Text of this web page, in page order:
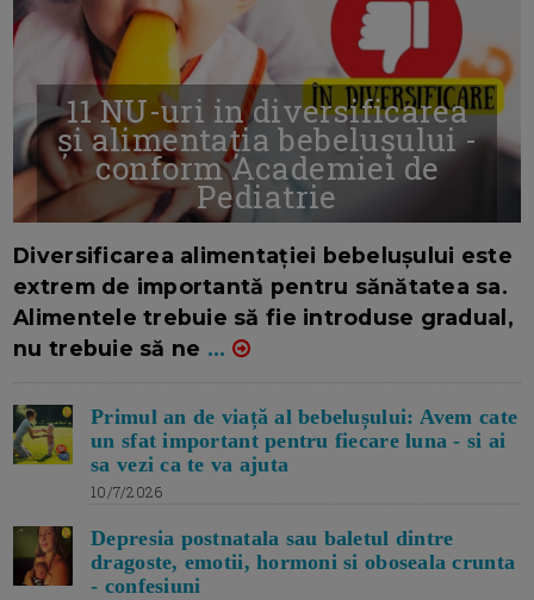
11 NU-uri in diversificarea
și alimentația bebelușului -
conform Academiei de
Pediatrie
Diversificarea alimentației bebelușului este
extrem de importantă pentru sănătatea sa.
Alimentele trebuie să fie introduse gradual,
nu trebuie să ne ...
Primul an de viață al bebelușului: Avem cate
un sfat important pentru fiecare luna - si ai
sa vezi ca te va ajuta
10/7/2026
Depresia postnatala sau baletul dintre
dragoste, emotii, hormoni si oboseala crunta
- confesiuni